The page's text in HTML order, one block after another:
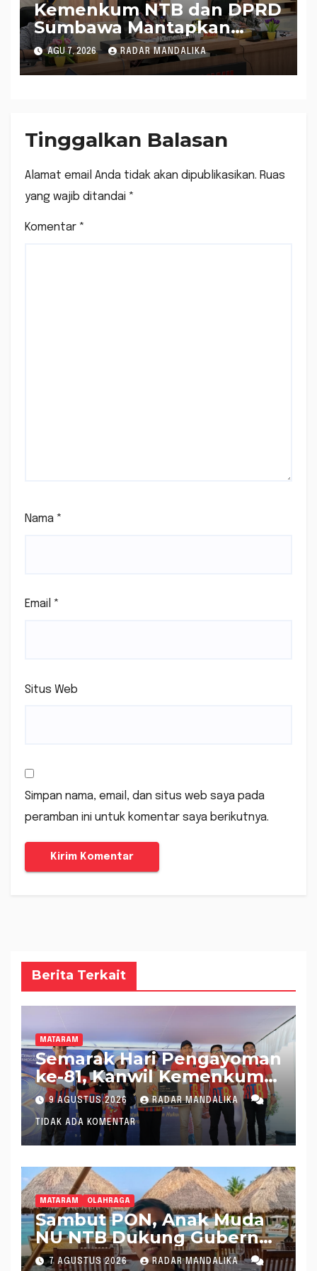
Kemenkum NTB dan DPRD
Sumbawa Mantapkan
Rencana Pembentukan 8
Raperda Inisiatif
AGU 7, 2026 RADAR MANDALIKA
Tinggalkan Balasan
Alamat email Anda tidak akan dipublikasikan. Ruas
yang wajib ditandai *
Komentar *
Nama *
Email *
Situs Web
Simpan nama, email, dan situs web saya pada
peramban ini untuk komentar saya berikutnya.
Berita Terkait
MATARAM
Semarak Hari Pengayoman
ke-81, Kanwil Kemenkum
NTB Gelar Fun Walk
Bersama
9 AGUSTUS 2026 RADAR MANDALIKA
TIDAK ADA KOMENTAR
MATARAM OLAHRAGA
Sambut PON, Anak Muda
NU NTB Dukung Gubernur
Pimpin KONI NTB
7 AGUSTUS 2026 RADAR MANDALIKA